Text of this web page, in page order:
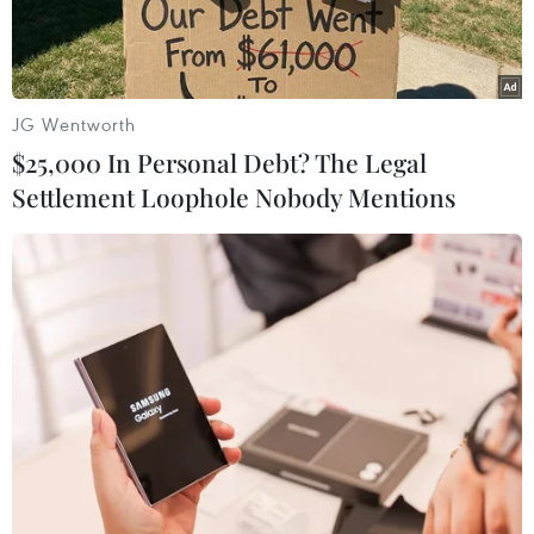
Nhiều tuyến đường tại thành phố Huế bị ngập từ 0,3-1m. (Ảnh:
Nhằm đảm bảo an toàn cho sinh viên năm thứ
nhất nhập học, Bộ Giáo dục và Đào tạo đã ban
hành các công văn cho phép Đại học Đà Nẵng và
JG Wentworth
$25,000 In Personal Debt? The Legal
Settlement Loophole Nobody Mentions